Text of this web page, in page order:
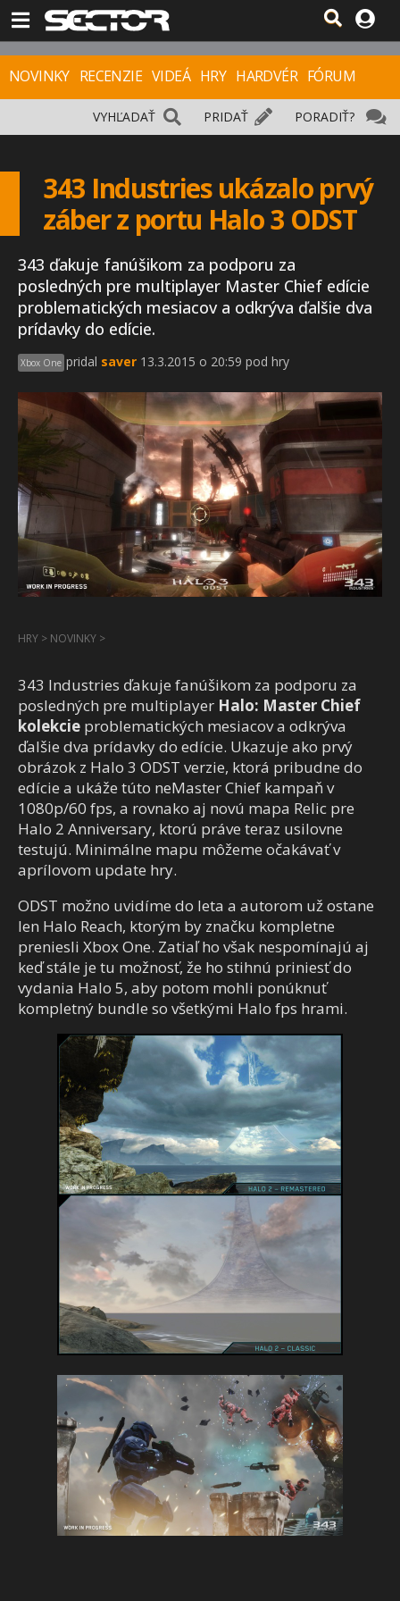
NOVINKY RECENZIE VIDEÁ HRY HARDVÉR FÓRUM
PORADIŤ?
PRIDAŤ
VYHĽADAŤ
343 Industries ukázalo prvý
záber z portu Halo 3 ODST
343 ďakuje fanúšikom za podporu za
posledných pre multiplayer Master Chief edície
problematických mesiacov a odkrýva ďalšie dva
prídavky do edície.
Xbox One pridal saver 13.3.2015 o 20:59 pod hry
HRY > NOVINKY >
343 Industries ďakuje fanúšikom za podporu za
posledných pre multiplayer Halo: Master Chief
kolekcie problematických mesiacov a odkrýva
ďalšie dva prídavky do edície. Ukazuje ako prvý
obrázok z Halo 3 ODST verzie, ktorá pribudne do
edície a ukáže túto neMaster Chief kampaň v
1080p/60 fps, a rovnako aj novú mapa Relic pre
Halo 2 Anniversary, ktorú práve teraz usilovne
testujú. Minimálne mapu môžeme očakávať v
aprílovom update hry.
ODST možno uvidíme do leta a autorom už ostane
len Halo Reach, ktorým by značku kompletne
preniesli Xbox One. Zatiaľ ho však nespomínajú aj
keď stále je tu možnosť, že ho stihnú priniesť do
vydania Halo 5, aby potom mohli ponúknuť
kompletný bundle so všetkými Halo fps hrami.